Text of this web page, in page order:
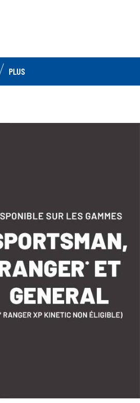
PLUS